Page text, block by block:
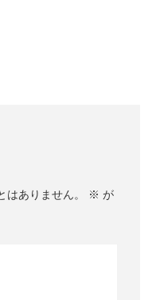
ありません。 ※ が